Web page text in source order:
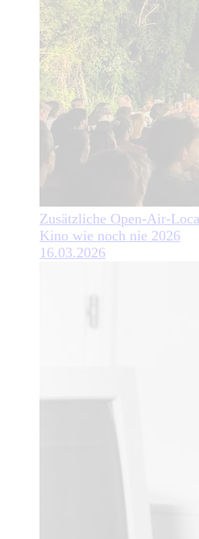
Zusätzliche Open-Air-
Kino wie noch nie 2026
16.03.2026